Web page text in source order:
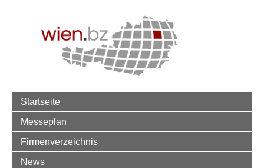
Startseite
Messeplan
Firmenverzeichnis
News